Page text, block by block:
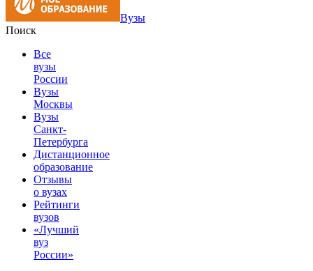
Вузы
Поиск
Все
вузы
России
Вузы
Москвы
Вузы
Санкт-
Петербурга
Дистанционное
образование
Отзывы
о вузах
Рейтинги
вузов
«Лучший
вуз
России»